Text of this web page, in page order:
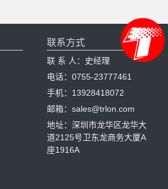
联系方式
联 系 人：史经理
电话：0755-23777461
手机：13928418072
邮箱：sales@trlon.com
地址：深圳市龙华区龙华大
道2125号卫东龙商务大厦A
座1916A